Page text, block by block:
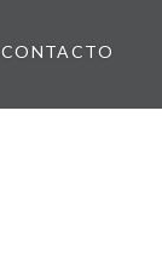
CONTACTO